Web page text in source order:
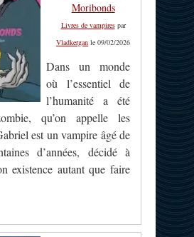
Moribonds
Livres de vampirespar
Vladkergan le 09/02/2026
Dans un monde
où l’essentiel de
l’humanité a été
qu’on appelle les
est un vampire âgé de
d’années, décidé à
existence autant que faire